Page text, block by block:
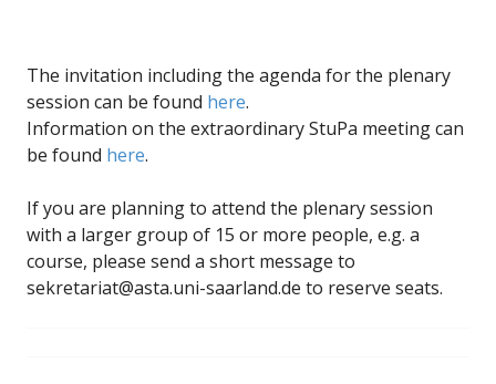
The invitation including the agenda for the plenary
session can be found here.
Information on the extraordinary StuPa meeting can
be found here.
If you are planning to attend the plenary session
with a larger group of 15 or more people, e.g. a
course, please send a short message to
sekretariat@asta.uni-saarland.de to reserve seats.